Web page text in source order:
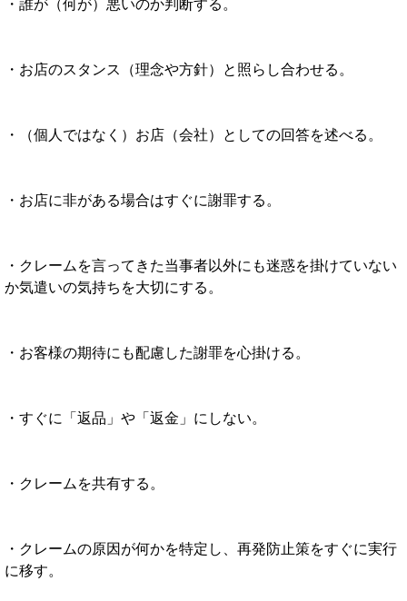
・誰が（何が）悪いのか判断する。
・お店のスタンス（理念や方針）と照らし合わせる。
・（個人ではなく）お店（会社）としての回答を述べる。
・お店に非がある場合はすぐに謝罪する。
・クレームを言ってきた当事者以外にも迷惑を掛けていない
か気遣いの気持ちを大切にする。
・お客様の期待にも配慮した謝罪を心掛ける。
・すぐに「返品」や「返金」にしない。
・クレームを共有する。
・クレームの原因が何かを特定し、再発防止策をすぐに実行
に移す。